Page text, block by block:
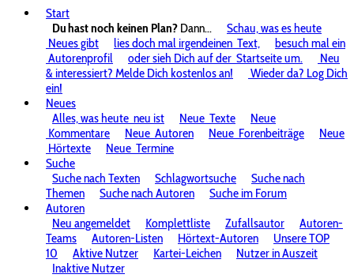
Start
Du hast noch keinen Plan? Dann...
Schau, was es heute
Neues gibt
lies doch mal irgendeinen Text,
besuch mal ein
Autorenprofil
oder sieh Dich auf der Startseite um.
Neu
& interessiert? Melde Dich kostenlos an!
Wieder da? Log Dich
ein!
Neues
Alles, was heute neu ist Neue Texte
Neue
Kommentare
Neue Autoren Neue Forenbeiträge
Neue
Hörtexte
Neue Termine
Suche
Suche nach Texten
Schlagwortsuche
Suche nach
Themen
Suche nach Autoren
Suche im Forum
Autoren
Neu angemeldet
Komplettliste Zufallsautor
Autoren-
Teams
Autoren-Listen Hörtext-Autoren
Unsere TOP
10
Aktive Nutzer Kartei-Leichen
Nutzer in Auszeit
Inaktive Nutzer